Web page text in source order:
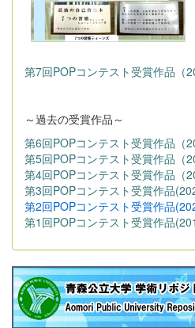
第7回POPコンテスト受賞作品（
～過去の受賞作品～
第6回POPコンテスト受賞作品（
第5回POPコンテスト受賞作品（
第4回POPコンテスト受賞作品（
第3回POPコンテスト受賞作品
第2回POPコンテスト受賞作品
第1回POPコンテスト受賞作品